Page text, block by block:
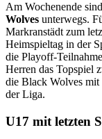
Am Wochenende
Wolves unterwegs.
Markranstädt zum
Heimspieltag in der
die Playoff-
Herren das Topspiel
die Black Wolves mit
der Liga.
U17 mit letzten